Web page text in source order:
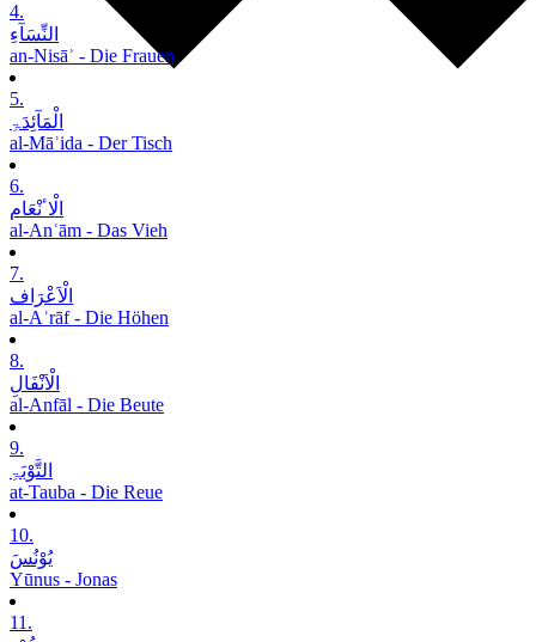
4.
النِّسَآءِ
an-Nisāʾ - Die Frauen
5.
الْمَآئِدَۃِ
al-Māʾida - Der Tisch
6.
الْاٴنْعَام
al-Anʿām - Das Vieh
7.
الْاَعْرَاف
al-Aʿrāf - Die Höhen
8.
الْاَنْفَالِ
al-Anfāl - Die Beute
9.
التَّوْبَۃِ
at-Tauba - Die Reue
10.
یُوْنُسَ
Yūnus - Jonas
11.